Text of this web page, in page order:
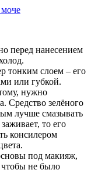
перед нанесением
тонким слоем – его
или губкой.
нужно
Средство зелёного
лучше смазывать
то его
консилером
под макияж,
чтобы не было